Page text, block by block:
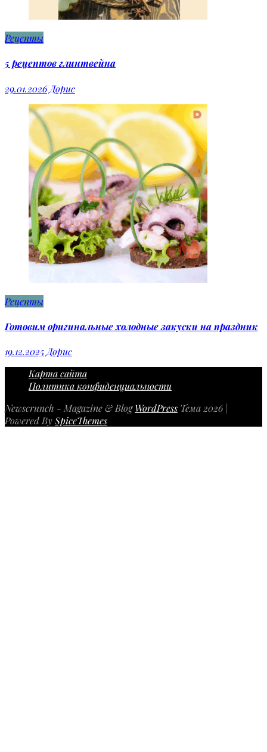
Рецепты
5 рецептов глинтвейна
29.01.2026 Дорис
Рецепты
Готовим оригинальные холодные закуски на праздник
19.12.2025 Дорис
Карта сайта
Политика конфиденциальности
Newscrunch - Magazine & BlogWordPress Тема 2026 |
Powered BySpiceThemes